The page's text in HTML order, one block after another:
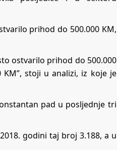
prihod do 500.000 KM,
ostvarilo prihod do 500.000
stoji u analizi, iz koje je
pad u posljednje tri
godini taj broj 3.188, a u